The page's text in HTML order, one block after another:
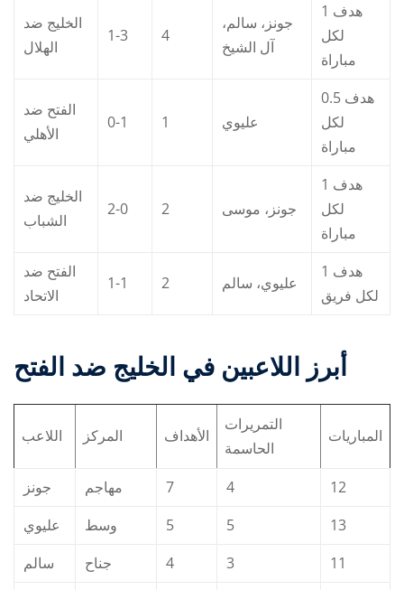
الخليج ضد
الهلال
1-3 4
جونز، سالم،
آل الشيخ
1 هدف
لكل
مباراة
الفتح ضد
الأهلي
0-1 1 عليوي
0.5 هدف
لكل
مباراة
الخليج ضد
الشباب
2-0 2 جونز، موسى
1 هدف
لكل
مباراة
الفتح ضد
الاتحاد
1-1 2 عليوي، سالم
1 هدف
لكل فريق
أبرز اللاعبين في الخليج ضد الفتح
اللاعب المركز الأهداف
التمريرات
الحاسمة
المباريات
جونز مهاجم 7 4
12
عليوي
وسط 5 5
13
سالم
جناح 4 3
11